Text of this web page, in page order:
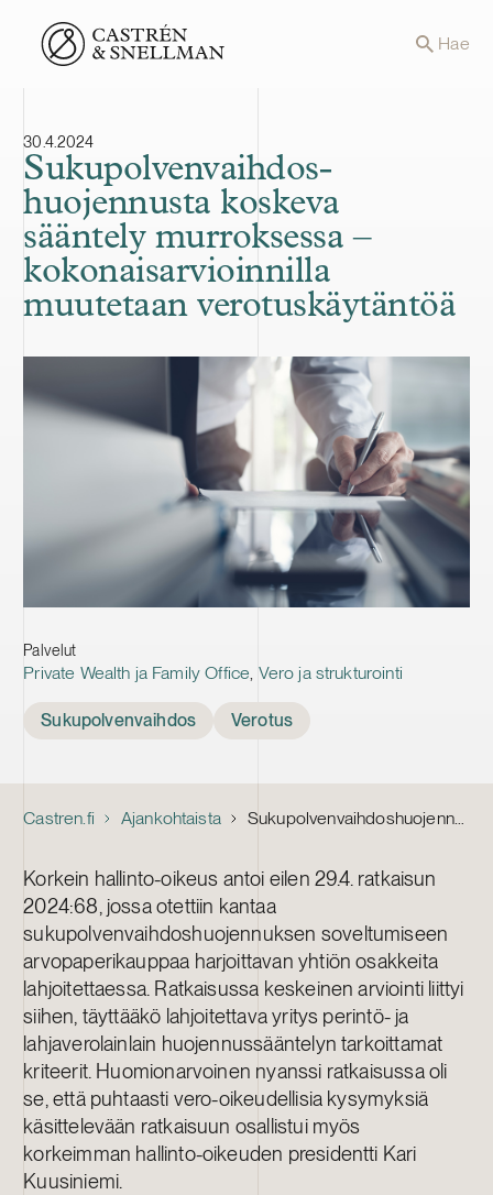
Front page Hae
30.4.2024
Sukupolvenvaihdos­­­
huojennusta koskeva
sääntely murroksessa –
kokonaisarvioinnilla
muutetaan verotuskäytäntöä
Palvelut
Private Wealth ja Family Office, Vero ja strukturointi
Sukupolvenvaihdos Verotus
Castren.fi Ajankohtaista Sukupolvenvaihdos­­­huojennusta koskeva sääntely murroksessa – kokonaisarvioinnilla muutetaan verotuskäytäntöä
Korkein hallinto-oikeus antoi eilen 29.4. ratkaisun
2024:68, jossa otettiin kantaa
sukupolvenvaihdoshuojennuksen soveltumiseen
arvopaperikauppaa harjoittavan yhtiön osakkeita
lahjoitettaessa. Ratkaisussa keskeinen arviointi liittyi
siihen, täyttääkö lahjoitettava yritys perintö- ja
lahjaverolainlain huojennussääntelyn tarkoittamat
kriteerit. Huomionarvoinen nyanssi ratkaisussa oli
se, että puhtaasti vero-oikeudellisia kysymyksiä
käsittelevään ratkaisuun osallistui myös
korkeimman hallinto-oikeuden presidentti Kari
Kuusiniemi.